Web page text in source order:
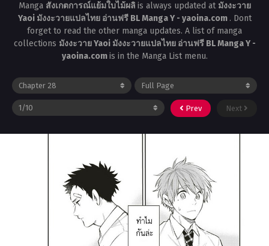
Manga สังเกตการณ์แย้มใบไม้ผลิis always updated at มังงะวาย
Yaoi มังงะวายแปลไทย อ่านฟรี BL Manga Y - yaoina.com . Dont
forget to read the other manga updates. A list of manga
collections มังงะวาย Yaoi มังงะวายแปลไทย อ่านฟรี BL Manga Y -
yaoina.comis in the Manga List menu.
Prev Next